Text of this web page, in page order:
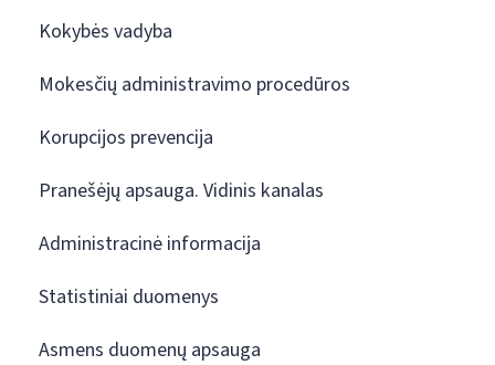
Kokybės vadyba
Mokesčių administravimo procedūros
Korupcijos prevencija
Pranešėjų apsauga. Vidinis kanalas
Administracinė informacija
Statistiniai duomenys
Asmens duomenų apsauga